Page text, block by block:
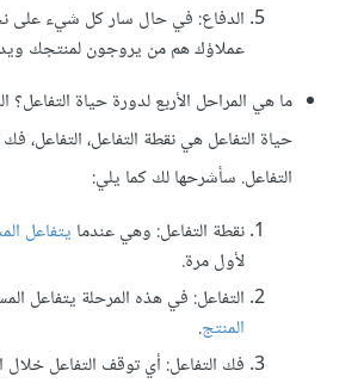
الدفاع: في حال سار كل شيء
عملاؤك هم من يروجون لمنتجك
ما هي المراحل الأربع لدورة حياة التفاعل؟
حياة التفاعل هي نقطة التفاعل، التفاعل،
التفاعل. سأشرحها لك كما يلي:
نقطة التفاعل: وهي عندما يتفاعل
لأول مرة.
التفاعل: في هذه المرحلة يتفاعل
المنتج.
فك التفاعل: أي توقف التفاعل خلال